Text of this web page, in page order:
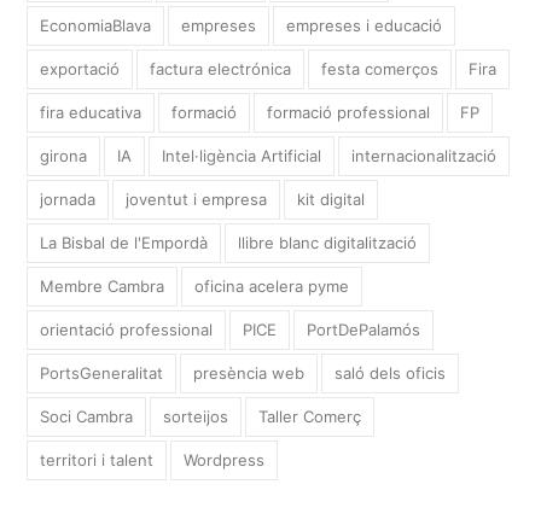
EconomiaBlava empreses empreses i educació
exportació factura electrónica festa comerços Fira
fira educativa formació formació professional FP
girona IA Intel·ligència Artificial internacionalització
jornada joventut i empresa kit digital
La Bisbal de l'Empordà llibre blanc digitalització
Membre Cambra oficina acelera pyme
orientació professional PICE PortDePalamós
PortsGeneralitat presència web saló dels oficis
Soci Cambra sorteijos Taller Comerç
territori i talent Wordpress